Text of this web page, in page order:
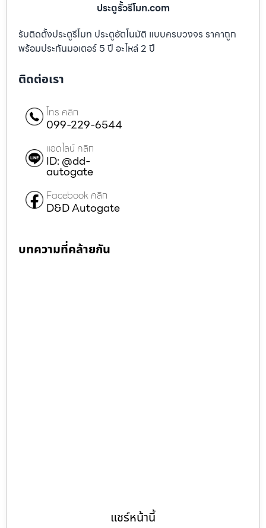
ประตูรั้วรีโมท.com
รับติดตั้งประตูรีโมท ประตูอัตโนมัติ แบบครบวงจร ราคาถูก
พร้อมประกันมอเตอร์ 5 ปี อะไหล่ 2 ปี
ติดต่อเรา
โทร คลิก
099-229-6544
แอดไลน์ คลิก
ID: @dd-
autogate
Facebook คลิก
D&D Autogate
บทความที่คล้ายกัน
แชร์หน้านี้